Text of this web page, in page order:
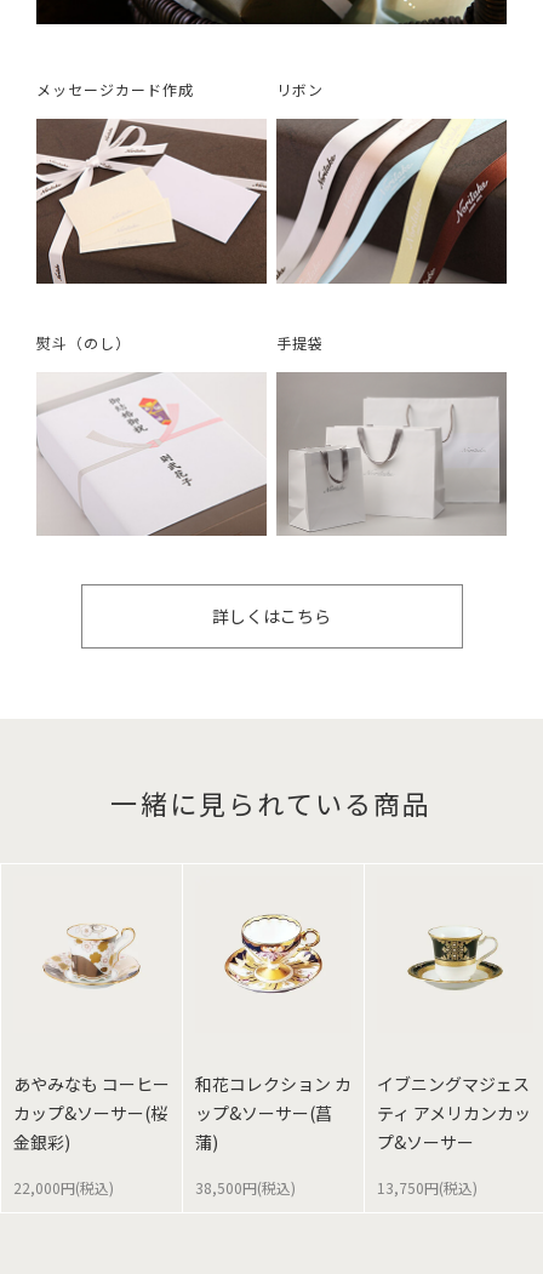
メッセージカード作成 リボン
熨斗（のし） 手提袋
詳しくはこちら
一緒に見られている商品
あやみなも コーヒー
カップ&ソーサー(桜
金銀彩)
22,000円(税込)
和花コレクション カ
ップ&ソーサー(菖
蒲)
38,500円(税込)
イブニングマジェス
ティ アメリカンカッ
プ&ソーサー
13,750円(税込)